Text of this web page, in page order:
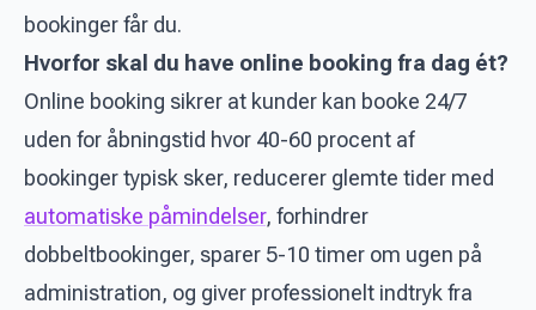
bookinger får du.
Hvorfor skal du have online booking fra dag ét?
Online booking sikrer at kunder kan booke 24/7
uden for åbningstid hvor 40-60 procent af
bookinger typisk sker, reducerer glemte tider med
automatiske påmindelser, forhindrer
dobbeltbookinger, sparer 5-10 timer om ugen på
administration, og giver professionelt indtryk fra